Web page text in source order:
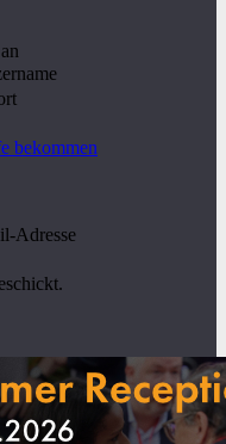
bekommen
Adresse